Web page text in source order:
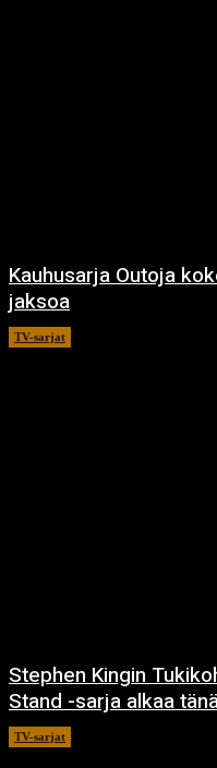
Kauhusarja Outoja
jaksoa
TV-sarjat
Stephen Kingin
Stand -sarja alkaa
TV-sarjat